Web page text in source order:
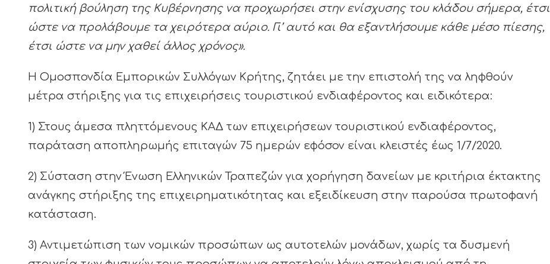
πολιτική βούληση της Κυβέρνησης να προχωρήσει στην ενίσχυσης του κλάδου σήμερα, έτσι
ώστε να προλάβουμε τα χειρότερα αύριο. Γι’ αυτό και θα εξαντλήσουμε κάθε μέσο πίεσης,
έτσι ώστε να μην χαθεί άλλος χρόνος».
Η Ομοσπονδία Εμπορικών Συλλόγων Κρήτης, ζητάει με την επιστολή της να ληφθούν
μέτρα στήριξης για τις επιχειρήσεις τουριστικού ενδιαφέροντος και ειδικότερα:
1) Στους άμεσα πληττόμενους ΚΑΔ των επιχειρήσεων τουριστικού ενδιαφέροντος,
παράταση αποπληρωμής επιταγών 75 ημερών εφόσον είναι κλειστές έως 1/7/2020.
2) Σύσταση στην Ένωση Ελληνικών Τραπεζών για χορήγηση δανείων με κριτήρια έκτακτης
ανάγκης στήριξης της επιχειρηματικότητας και εξειδίκευση στην παρούσα πρωτοφανή
κατάσταση.
3) Αντιμετώπιση των νομικών προσώπων ως αυτοτελών μονάδων, χωρίς τα δυσμενή